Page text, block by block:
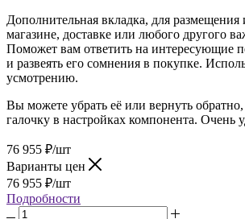
Дополнительная вкладка, для
магазине, доставке или любого другого
Поможет вам ответить на интересующие
и развеять его сомнения в покупке.
усмотрению.
Вы можете убрать её или вернуть
галочку в настройках компонента. Очень
76 955 ₽/шт
Варианты цен
76 955 ₽/шт
Подробности